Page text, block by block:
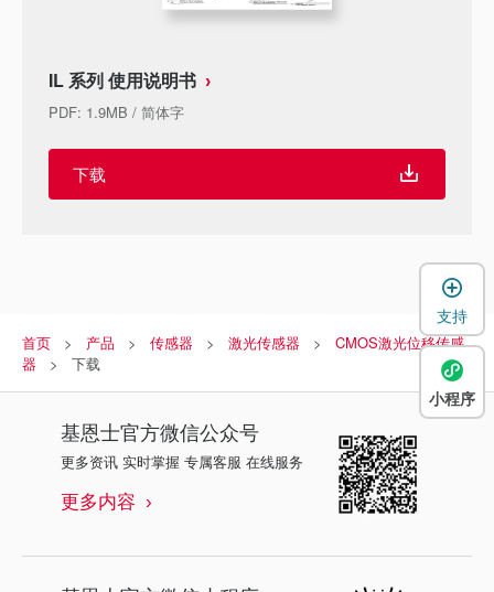
IL 系列 使用说明书
PDF: 1.9MB / 简体字
下载
首页 产品 传感器 激光传感器
CMOS激光位移传感
器
下载
基恩士官方微信公众号
更多资讯 实时掌握 专属客服 在线服务
更多内容
支持
小程序